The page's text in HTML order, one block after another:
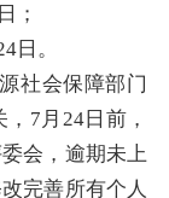
日；
日。
社会保障部门
7 月 24日前，
会，逾期未上
完善所有个人